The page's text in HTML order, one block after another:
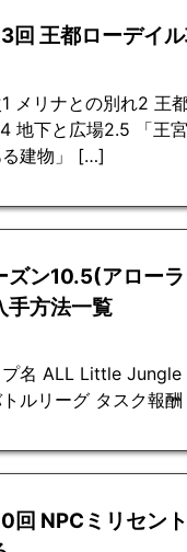
回 王都ローデイ
1 メリナとの別れ2 王
地下と広場2.5 「王
建物」 […]
ズン10.5(アロー
手方法一覧
プ名 ALL Little
ルリーグ タスク報
回 NPCミリセン